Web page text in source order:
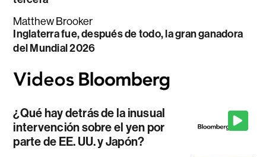
Matthew Brooker
Inglaterra fue, después de todo, la gran ganadora
del Mundial 2026
¿Qué hay detrás de la inusual
intervención sobre el yen por
parte de EE. UU. y Japón?